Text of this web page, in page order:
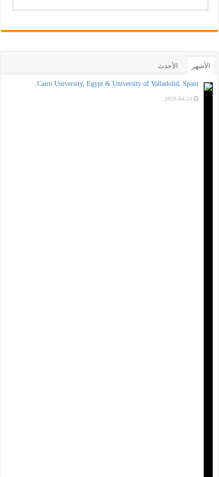
الأشهر الأحدث
Cairo University, Egypt & University of Valladolid, Spain.
2026-04-24